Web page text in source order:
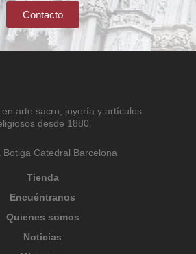
Contacto
en arte sacro, joyería y artículos
desde 1880.
Botiga Catedral Barcelona
Tienda
Encuéntranos
Quienes somos
Noticias